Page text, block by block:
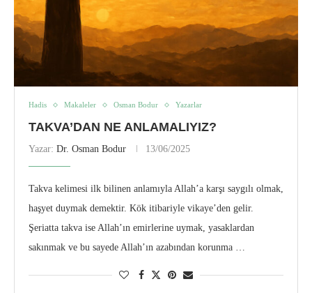
Hadis Makaleler Osman Bodur Yazarlar
TAKVA’DAN NE ANLAMALIYIZ?
Yazar: Dr. Osman Bodur 13/06/2025
Takva kelimesi ilk bilinen anlamıyla Allah’a karşı saygılı olmak,
haşyet duymak demektir. Kök itibariyle vikaye’den gelir.
Şeriatta takva ise Allah’ın emirlerine uymak, yasaklardan
sakınmak ve bu sayede Allah’ın azabından korunma …